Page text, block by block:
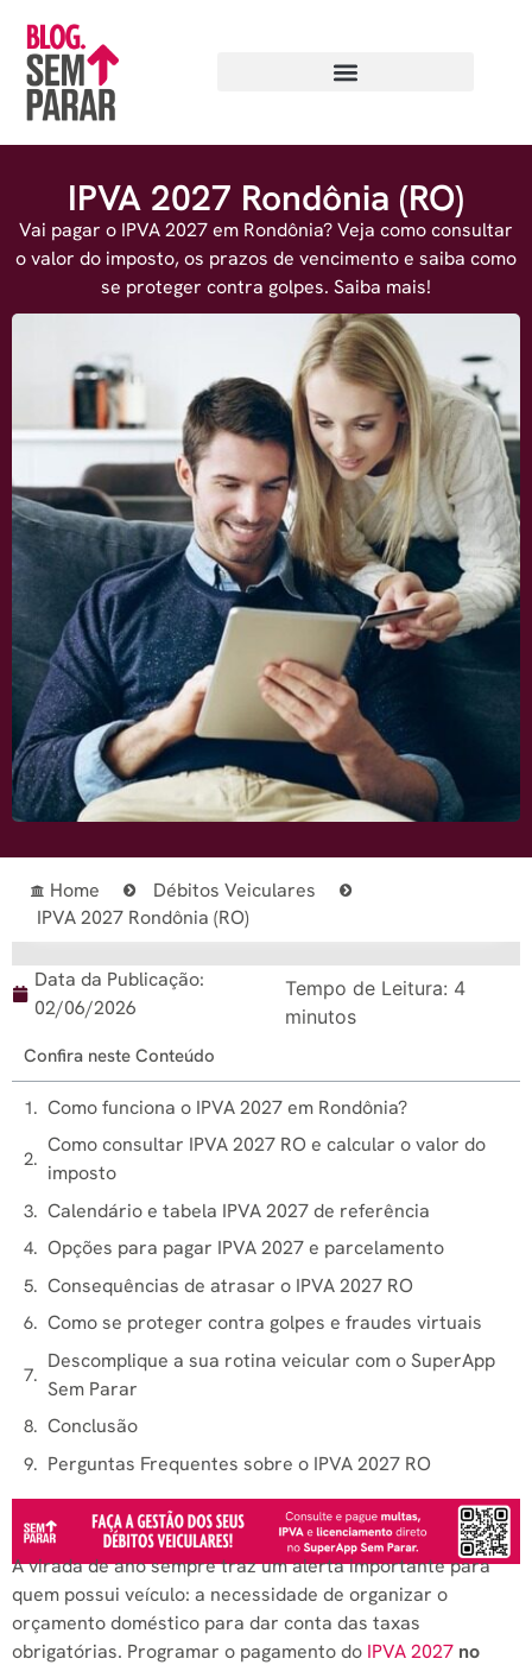
IPVA 2027 Rondônia (RO)
Vai pagar o IPVA 2027 em Rondônia? Veja como consultar
o valor do imposto, os prazos de vencimento e saiba como
se proteger contra golpes. Saiba mais!
Home
Débitos Veiculares
IPVA 2027 Rondônia (RO)
Data da Publicação:
02/06/2026
Tempo de Leitura: 4
minutos
Confira neste Conteúdo
Como funciona o IPVA 2027 em Rondônia?
Como consultar IPVA 2027 RO e calcular o valor do
imposto
Calendário e tabela IPVA 2027 de referência
Opções para pagar IPVA 2027 e parcelamento
Consequências de atrasar o IPVA 2027 RO
Como se proteger contra golpes e fraudes virtuais
Descomplique a sua rotina veicular com o SuperApp
Sem Parar
Conclusão
Perguntas Frequentes sobre o IPVA 2027 RO
A virada de ano sempre traz um alerta importante para
quem possui veículo: a necessidade de organizar o
orçamento doméstico para dar conta das taxas
obrigatórias. Programar o pagamento do IPVA 2027 no